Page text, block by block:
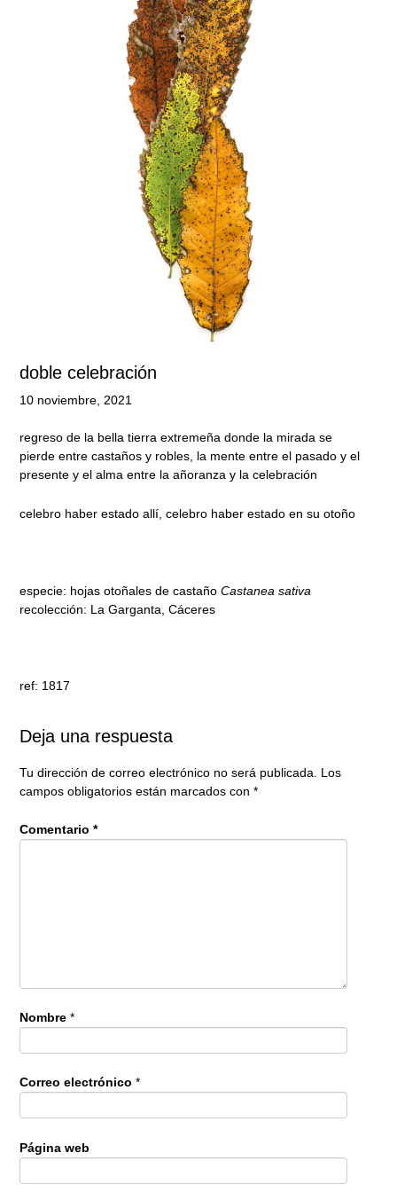
doble celebración
10 noviembre, 2021
regreso de la bella tierra extremeña donde la mirada se
pierde entre castaños y robles, la mente entre el pasado y el
presente y el alma entre la añoranza y la celebración
celebro haber estado allí, celebro haber estado en su otoño
especie: hojas otoñales de castaño Castanea sativa
recolección: La Garganta, Cáceres
ref: 1817
Deja una respuesta
Tu dirección de correo electrónico no será publicada.
Los
campos obligatorios están marcados con *
Comentario *
Nombre *
Correo electrónico *
Página web